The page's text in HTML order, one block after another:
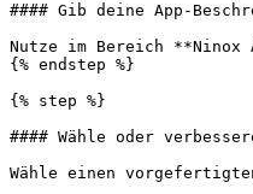
#### Gib deine App-
Nutze im Bereich
{% endstep %}
{% step %}
#### Wähle oder
Wähle einen